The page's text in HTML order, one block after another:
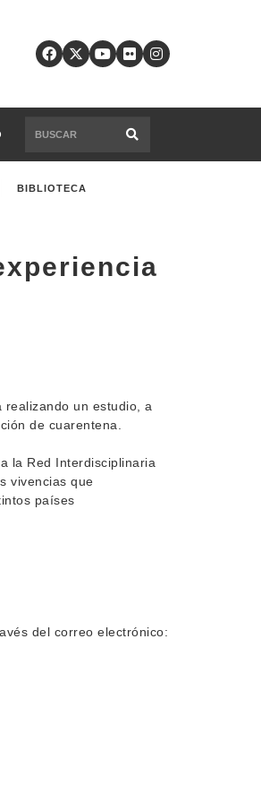
BIBLIOTECA
un estudio, a
de cuarentena.
la Red Interdisciplinaria
vivencias que
países
del correo electrónico: